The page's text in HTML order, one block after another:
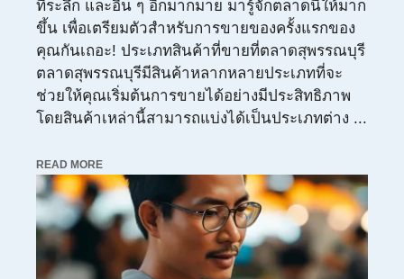
ที่ระลึก และอื่น ๆ อีกมากมาย มารู้จักตลาดนี้ให้มาก
ขึ้น เพื่อเตรียมตัวสำหรับการขายของครั้งแรกของ
คุณกันเถอะ! ประเภทสินค้าที่ขายที่ตลาดสุพรรณบุรี
ตลาดสุพรรณบุรีมีสินค้าหลากหลายประเภทที่จะ
ช่วยให้คุณเริ่มต้นการขายได้อย่างมีประสิทธิภาพ
โดยสินค้าเหล่านี้สามารถแบ่งได้เป็นประเภทต่าง ...
READ MORE